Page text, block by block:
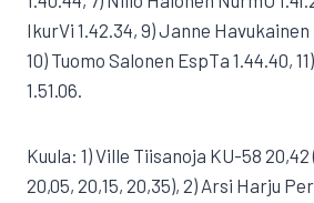
IkurVi 1.42.34, 9) Janne
10) Tuomo Salonen EspTa 1.44.40,
1.51.06.
Kuula: 1) Ville Tiisanoja KU-58 20,42
20,05, 20,15, 20,35), 2) Arsi Harju